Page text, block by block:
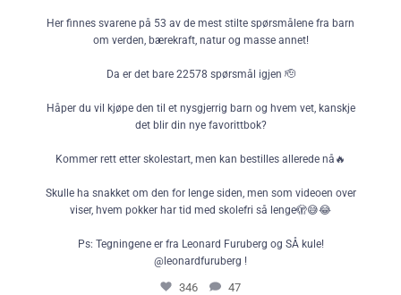
Her finnes svarene på 53 av de mest stilte spørsmålene fra barn
om verden, bærekraft, natur og masse annet!
Da er det bare 22578 spørsmål igjen 🫡
Håper du vil kjøpe den til et nysgjerrig barn og hvem vet, kanskje
det blir din nye favorittbok?
Kommer rett etter skolestart, men kan bestilles allerede nå🔥
Skulle ha snakket om den for lenge siden, men som videoen over
viser, hvem pokker har tid med skolefri så lenge🫣😅😂
Ps: Tegningene er fra Leonard Furuberg og SÅ kule!
@leonardfuruberg !
346 47